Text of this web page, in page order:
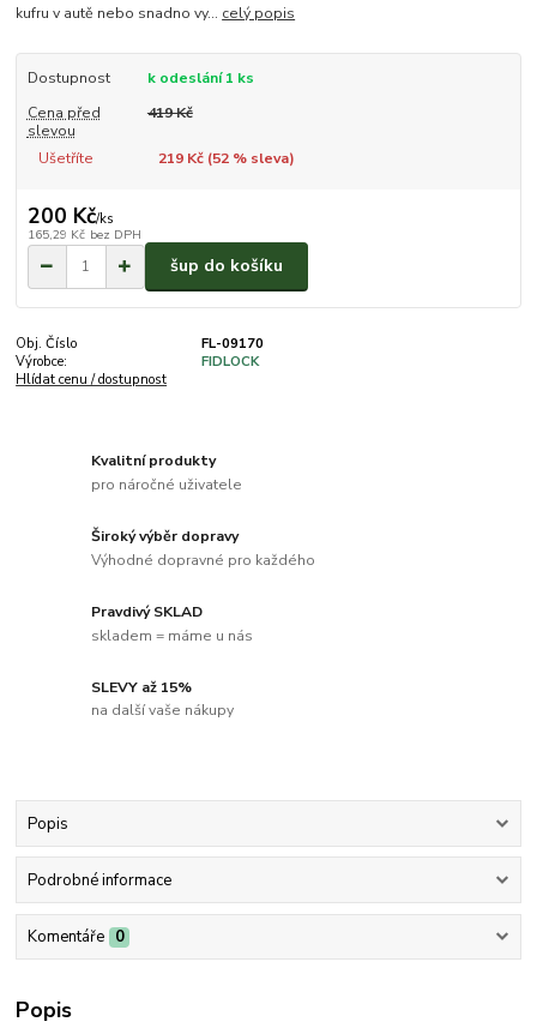
kufru v autě nebo snadno vy... celý popis
Dostupnost
k odeslání 1 ks
Cena před
slevou
419 Kč
Ušetříte 219 Kč (52% sleva)
200 Kč/ks
165,29 Kč bez DPH
šup do košíku
Obj. Číslo
FL-09170
Výrobce:
FIDLOCK
Hlídat cenu / dostupnost
Kvalitní produkty
pro náročné uživatele
Široký výběr dopravy
Výhodné dopravné pro každého
Pravdivý SKLAD
skladem = máme u nás
SLEVY až 15%
na další vaše nákupy
Popis
Podrobné informace
Komentáře 0
Popis